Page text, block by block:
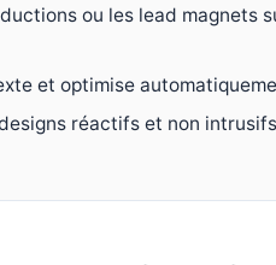
ou les lead magnets
et optimise
réactifs et non